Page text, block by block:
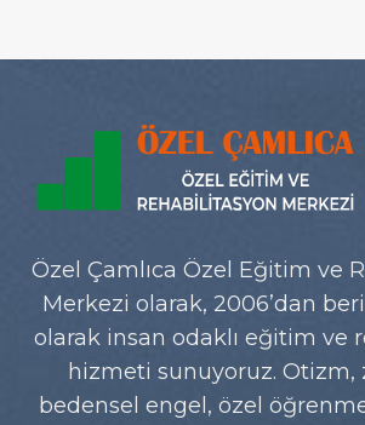
Özel Çamlıca Özel Eğitim ve
Merkezi olarak, 2006’dan beri
olarak insan odaklı eğitim ve
hizmeti sunuyoruz. Otizm,
bedensel engel, özel